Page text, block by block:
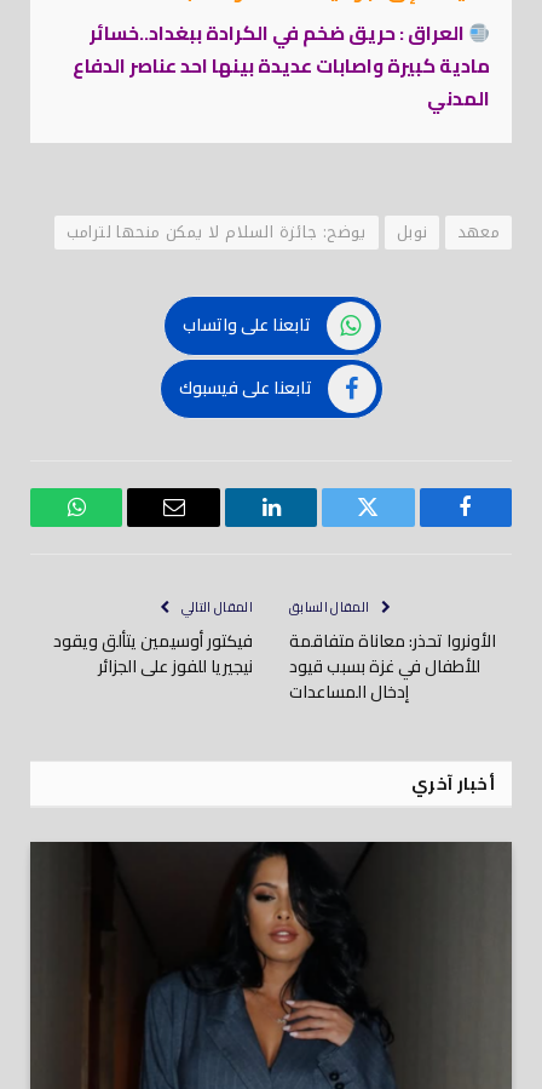
العراق : حريق ضخم في الكرادة ببغداد..خسائر
مادية كبيرة واصابات عديدة بينها احد عناصر الدفاع
المدني
معهد نوبل يوضح: جائزة السلام لا يمكن منحها لترامب
تابعنا على واتساب
تابعنا على فيسبوك
فيسبوك تويتر لينكدود
بريد
واتساب
المقال السابق
الأونروا تحذر: معاناة متفاقمة
للأطفال في غزة بسبب قيود
إدخال المساعدات
المقال التالي
فيكتور أوسيمين يتألق ويقود
نيجيريا للفوز على الجزائر
أخبار آخري